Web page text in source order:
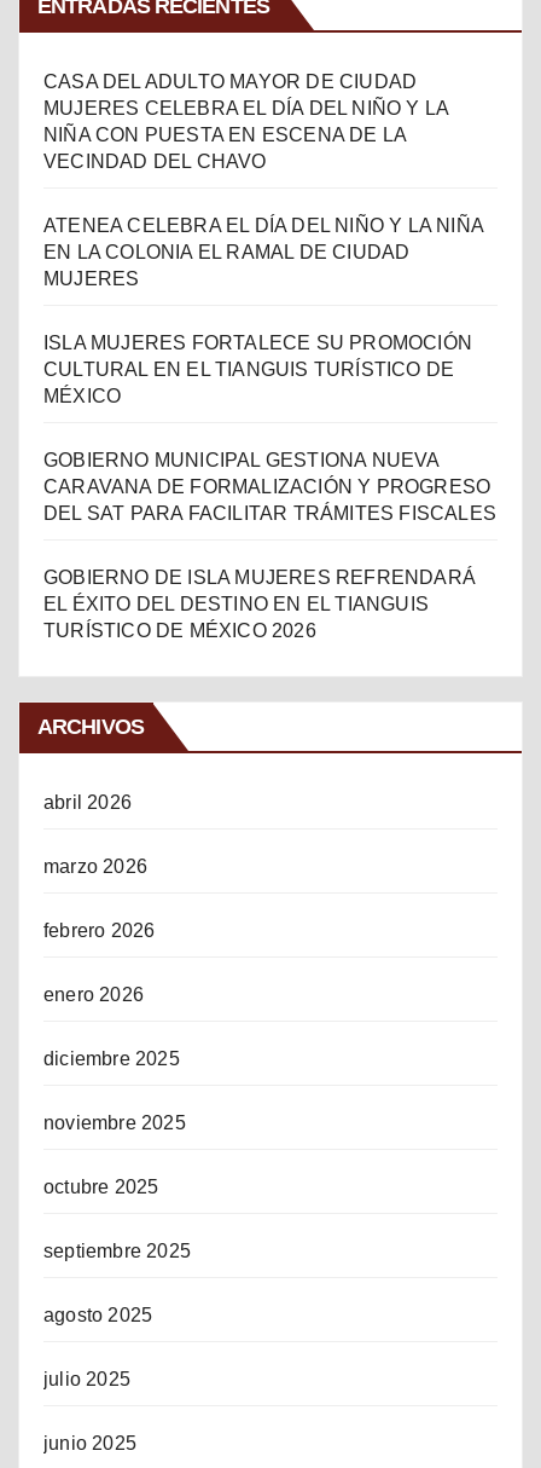
ENTRADAS RECIENTES
CASA DEL ADULTO MAYOR DE CIUDAD
MUJERES CELEBRA EL DÍA DEL NIÑO Y LA
NIÑA CON PUESTA EN ESCENA DE LA
VECINDAD DEL CHAVO
ATENEA CELEBRA EL DÍA DEL NIÑO Y LA NIÑA
EN LA COLONIA EL RAMAL DE CIUDAD
MUJERES
ISLA MUJERES FORTALECE SU PROMOCIÓN
CULTURAL EN EL TIANGUIS TURÍSTICO DE
MÉXICO
GOBIERNO MUNICIPAL GESTIONA NUEVA
CARAVANA DE FORMALIZACIÓN Y PROGRESO
DEL SAT PARA FACILITAR TRÁMITES FISCALES
GOBIERNO DE ISLA MUJERES REFRENDARÁ
EL ÉXITO DEL DESTINO EN EL TIANGUIS
TURÍSTICO DE MÉXICO 2026
ARCHIVOS
abril 2026
marzo 2026
febrero 2026
enero 2026
diciembre 2025
noviembre 2025
octubre 2025
septiembre 2025
agosto 2025
julio 2025
junio 2025